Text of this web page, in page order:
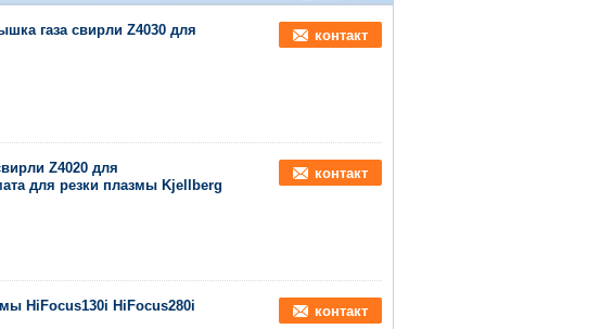
газа свирли Z4030 для
контакт
Z4020 для
для резки плазмы Kjellberg
контакт
HiFocus130i HiFocus280i контакт